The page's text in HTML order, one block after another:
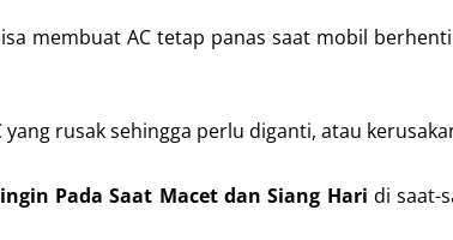
membuat AC tetap panas saat mobil
rusak sehingga perlu diganti, atau
Pada Saat Macet dan Siang Hari di saat-